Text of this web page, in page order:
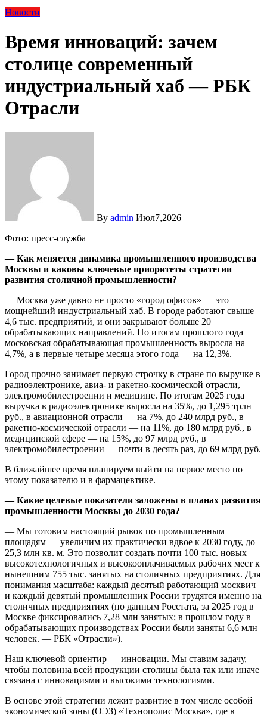
Новости
Время инноваций: зачем
столице современный
индустриальный хаб — РБК
Отрасли
By admin Июл7,2026
Фото: пресс-служба
— Как меняется динамика промышленного производства
Москвы и каковы ключевые приоритеты стратегии
развития столичной промышленности?
— Москва уже давно не просто «город офисов» — это
мощнейший индустриальный хаб. В городе работают свыше
4,6 тыс. предприятий, и они закрывают больше 20
обрабатывающих направлений. По итогам прошлого года
московская обрабатывающая промышленность выросла на
4,7%, а в первые четыре месяца этого года — на 12,3%.
Город прочно занимает первую строчку в стране по выручке в
радиоэлектронике, авиа- и ракетно-космической отрасли,
электромобилестроении и медицине. По итогам 2025 года
выручка в радиоэлектронике выросла на 35%, до 1,295 трлн
руб., в авиационной отрасли — на 7%, до 240 млрд руб., в
ракетно-космической отрасли — на 11%, до 180 млрд руб., в
медицинской сфере — на 15%, до 97 млрд руб., в
электромобилестроении — почти в десять раз, до 69 млрд руб.
В ближайшее время планируем выйти на первое место по
этому показателю и в фармацевтике.
— Какие целевые показатели заложены в планах развития
промышленности Москвы до 2030 года?
— Мы готовим настоящий рывок по промышленным
площадям — увеличим их практически вдвое к 2030 году, до
25,3 млн кв. м. Это позволит создать почти 100 тыс. новых
высокотехнологичных и высокооплачиваемых рабочих мест к
нынешним 755 тыс. занятых на столичных предприятиях. Для
понимания масштаба: каждый десятый работающий москвич
и каждый девятый промышленник России трудятся именно на
столичных предприятиях (по данным Росстата, за 2025 год в
Москве фиксировались 7,28 млн занятых; в прошлом году в
обрабатывающих производствах России были заняты 6,6 млн
человек. — РБК «Отрасли»).
Наш ключевой ориентир — инновации. Мы ставим задачу,
чтобы половина всей продукции столицы была так или иначе
связана с инновациями и высокими технологиями.
В основе этой стратегии лежит развитие в том числе особой
экономической зоны (ОЭЗ) «Технополис Москва», где в